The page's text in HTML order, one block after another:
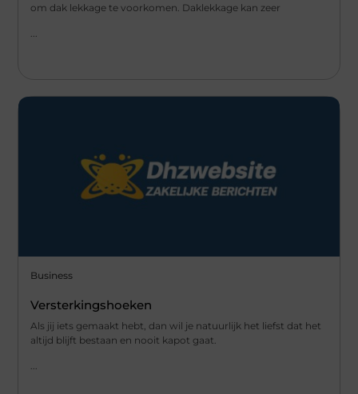
om dak lekkage te voorkomen. Daklekkage kan zeer
Business
Versterkingshoeken
Als jij iets gemaakt hebt, dan wil je natuurlijk het liefst dat het
altijd blijft bestaan en nooit kapot gaat.
...